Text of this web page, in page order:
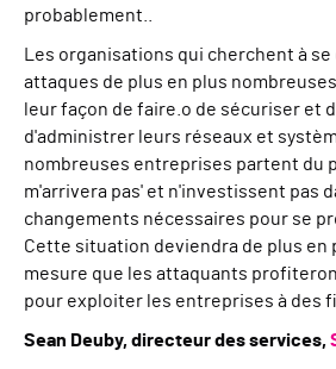
probablement.
Les organisations qui cherchent à
attaques de plus en plus
leur façon de faire. o de sécuriser et
d'administrer leurs réseaux et
nombreuses entreprises partent du
m'arrivera pas' et n'investissent pas
changements nécessaires pour se
Cette situation deviendra de plus en
mesure que les attaquants
pour exploiter les entreprises à des
Sean Deuby, directeur des services,